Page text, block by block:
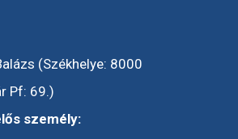
(Székhelye: 8000
Pf: 69.)
személy: